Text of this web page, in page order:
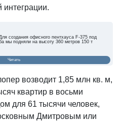
интеграции.
создания офисного пентхауса F-375 под
мы подняли на высоту 360 метров 150 т
Читать
возводит 1,85 млн кв. м,
квартир в восьми
для 61 тысячи человек,
Дмитровым или